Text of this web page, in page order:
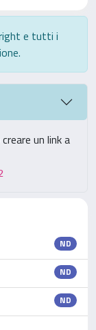
e tutti i
un link a
ND
ND
ND